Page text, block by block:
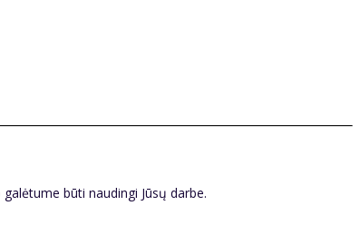
būti naudingi Jūsų darbe.